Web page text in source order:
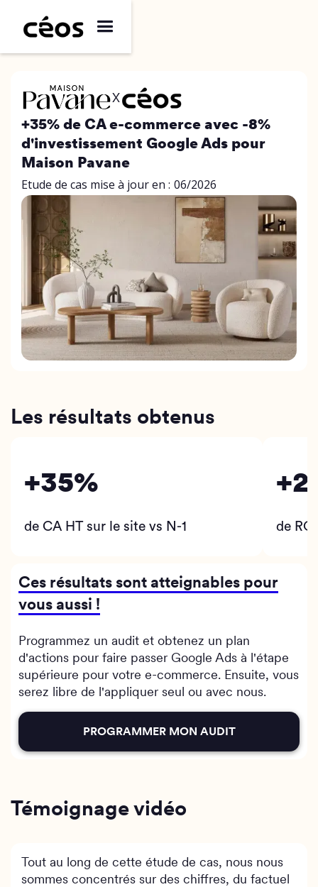
X
+35% de CA e-commerce avec -8%
d'investissement Google Ads pour
Maison Pavane
Etude de cas mise à jour en : 06/2026
Les résultats obtenus
+35%
de CA HT sur le site vs N-1 de
Ces résultats sont atteignables pour
vous aussi !
Programmez un audit et obtenez un plan
d'actions pour faire passer Google Ads à l'étape
supérieure pour votre e-commerce. Ensuite, vous
serez libre de l'appliquer seul ou avec nous.
PROGRAMMER MON AUDIT
Témoignage vidéo
Tout au long de cette étude de cas, nous nous
sommes concentrés sur des chiffres, du factuel